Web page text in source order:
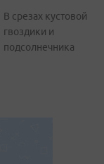
В срезах кустовой
гвоздики и
подсолнечника